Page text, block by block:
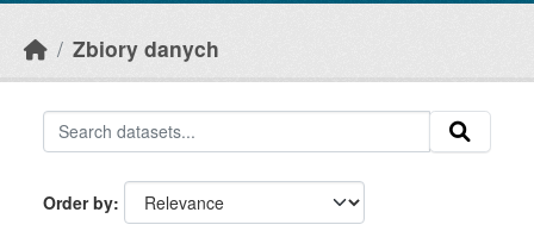
Zbiory danych
Order by